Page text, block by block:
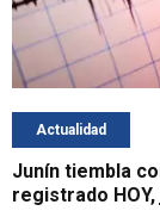
Actualidad
Junín tiembla
registrado